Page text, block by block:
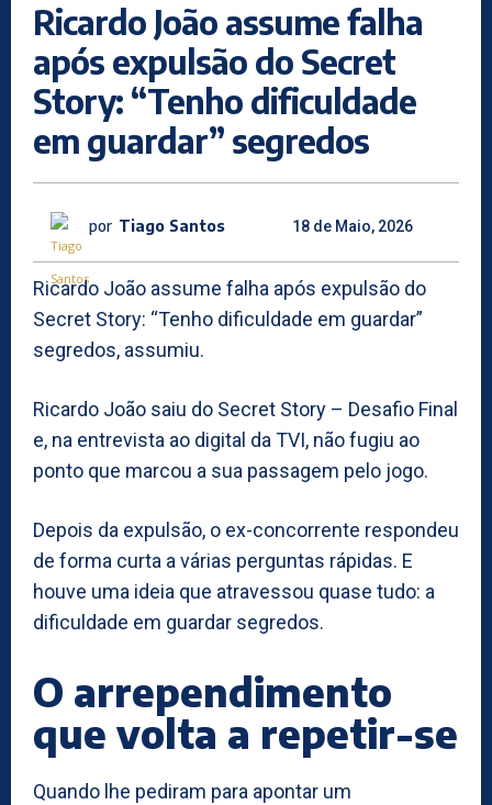
Ricardo João assume falha
após expulsão do Secret
Story: “Tenho dificuldade
em guardar” segredos
por Tiago Santos 18 de Maio, 2026
Ricardo João assume falha após expulsão do
Secret Story: “Tenho dificuldade em guardar”
segredos, assumiu.
Ricardo João saiu do Secret Story – Desafio Final
e, na entrevista ao digital da TVI, não fugiu ao
ponto que marcou a sua passagem pelo jogo.
Depois da expulsão, o ex-concorrente respondeu
de forma curta a várias perguntas rápidas. E
houve uma ideia que atravessou quase tudo: a
dificuldade em guardar segredos.
O arrependimento
que volta a repetir-se
Quando lhe pediram para apontar um